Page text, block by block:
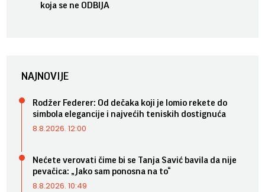
koja se ne ODBIJA
NAJNOVIJE
Rodžer Federer: Od dečaka koji je lomio rekete do
simbola elegancije i najvećih teniskih dostignuća
8.8.2026. 12:00
Nećete verovati čime bi se Tanja Savić bavila da nije
pevačica: „Jako sam ponosna na to“
8.8.2026. 10:49